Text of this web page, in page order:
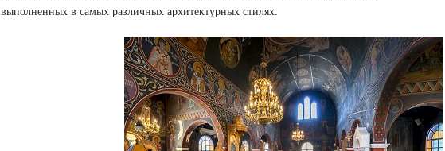
выполненных в самых различных архитектурных стилях.